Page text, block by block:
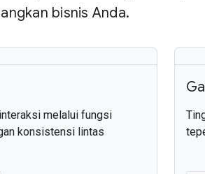
bisnis Anda.
melalui fungsi
konsistensi lintas